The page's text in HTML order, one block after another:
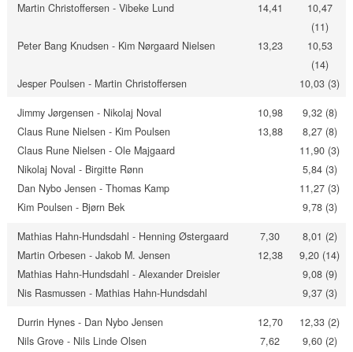
Martin Christoffersen - Vibeke Lund 14,41
10,47
(11)
Peter Bang Knudsen - Kim Nørgaard Nielsen
13,23
10,53
(14)
Jesper Poulsen - Martin Christoffersen
10,03 (3)
Jimmy Jørgensen - Nikolaj Noval 10,98
9,32 (8)
Claus Rune Nielsen - Kim Poulsen
13,88
8,27 (8)
Claus Rune Nielsen - Ole Majgaard
11,90 (3)
Nikolaj Noval - Birgitte Rønn
5,84 (3)
Dan Nybo Jensen - Thomas Kamp
11,27 (3)
Kim Poulsen - Bjørn Bek
9,78 (3)
Mathias Hahn-Hundsdahl - Henning Østergaard 7,30
8,01 (2)
Martin Orbesen - Jakob M. Jensen
12,38
9,20 (14)
Mathias Hahn-Hundsdahl - Alexander Dreisler
9,08 (9)
Nis Rasmussen - Mathias Hahn-Hundsdahl
9,37 (3)
Durrin Hynes - Dan Nybo Jensen 12,70
12,33 (2)
Nils Grove - Nils Linde Olsen
7,62
9,60 (2)